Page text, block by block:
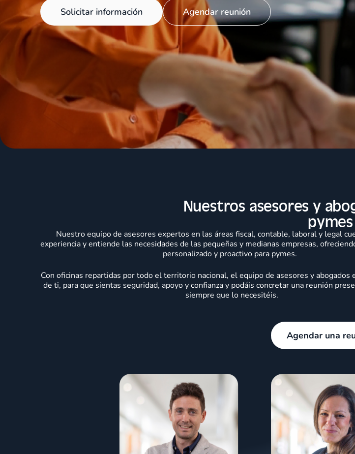
Solicitar información Agendar reunión
Nuestros asesores y
pymes
Nuestro equipo de asesores expertos en las áreas fiscal, contable, laboral y legal
experiencia y entiende las necesidades de las pequeñas y medianas empresas,
personalizado y proactivo para pymes.
Con oficinas repartidas por todo el territorio nacional, el equipo de asesores y abogados
de ti, para que sientas seguridad, apoyo y confianza y podáis concretar una reunión
siempre que lo necesitéis.
Agendar una